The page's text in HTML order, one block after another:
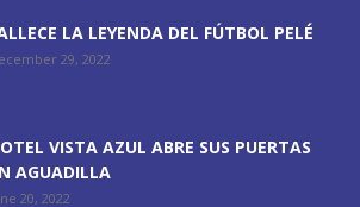
LA LEYENDA DEL FÚTBOL PELÉ
29, 2022
VISTA AZUL ABRE SUS PUERTAS
AGUADILLA
20, 2022